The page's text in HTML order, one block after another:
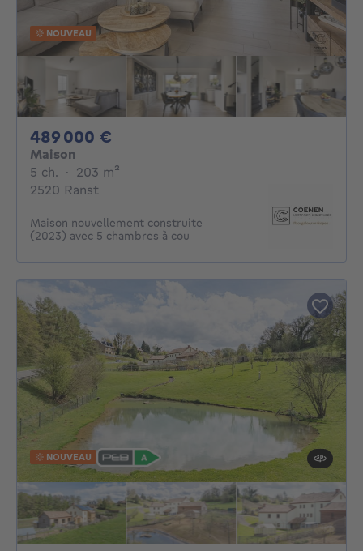
NOUVEAU
489 000 €
Maison
5 ch. 5 chambres
· 203 m²
2520 Ranst
Maison nouvellement construite
(2023) avec 5 chambres à cou
NOUVEAU